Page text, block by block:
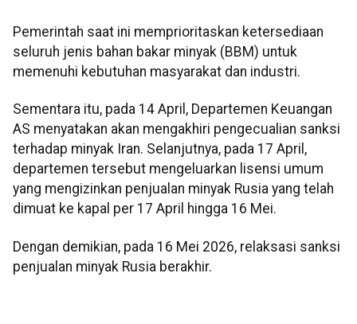
Pemerintah saat ini memprioritaskan ketersediaan
seluruh jenis bahan bakar minyak (BBM) untuk
memenuhi kebutuhan masyarakat dan industri.
Sementara itu, pada 14 April, Departemen Keuangan
AS menyatakan akan mengakhiri pengecualian sanksi
terhadap minyak Iran. Selanjutnya, pada 17 April,
departemen tersebut mengeluarkan lisensi umum
yang mengizinkan penjualan minyak Rusia yang telah
dimuat ke kapal per 17 April hingga 16 Mei.
Dengan demikian, pada 16 Mei 2026, relaksasi sanksi
penjualan minyak Rusia berakhir.